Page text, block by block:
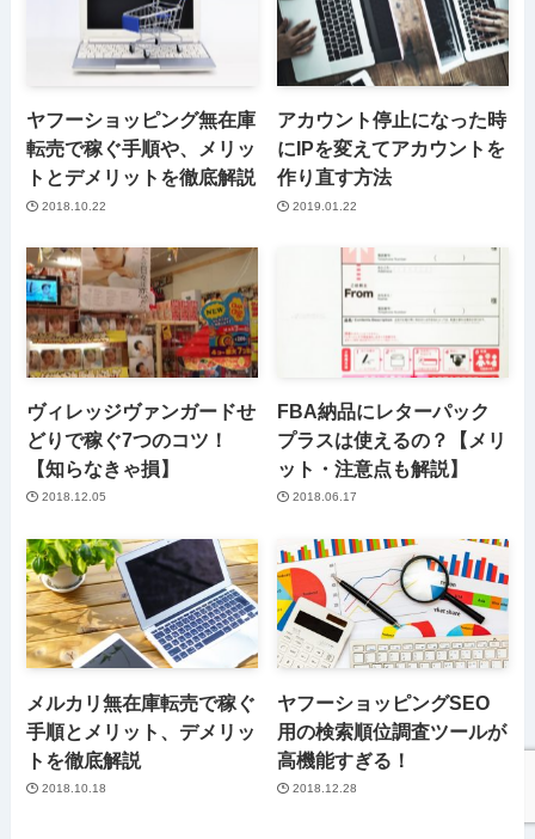
ヤフーショッピング無在庫
転売で稼ぐ手順や、メリッ
トとデメリットを徹底解説
2018.10.22
アカウント停止になった時
にIPを変えてアカウントを
作り直す方法
2019.01.22
ヴィレッジヴァンガードせ
どりで稼ぐ7つのコツ！
【知らなきゃ損】
2018.12.05
FBA納品にレターパック
プラスは使えるの？【メリ
ット・注意点も解説】
2018.06.17
メルカリ無在庫転売で稼ぐ
手順とメリット、デメリッ
トを徹底解説
2018.10.18
ヤフーショッピングSEO
用の検索順位調査ツールが
高機能すぎる！
2018.12.28